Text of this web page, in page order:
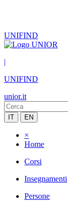
UNIFIND
|
UNIFIND
unior.it
IT EN
×
Home
Corsi
Insegnamenti
Persone